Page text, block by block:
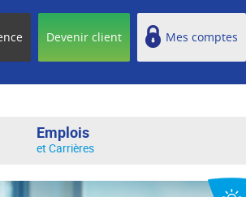
Devenir client Mes comptes
Emplois
et Carrières